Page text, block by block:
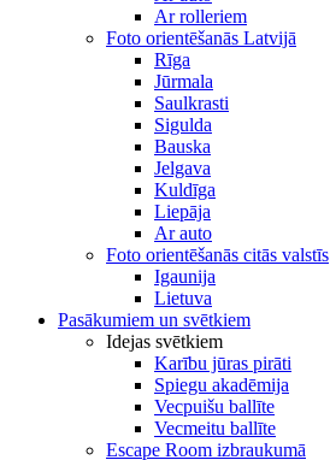
Ar rolleriem
Foto orientēšanās Latvijā
Rīga
Jūrmala
Saulkrasti
Sigulda
Bauska
Jelgava
Kuldīga
Liepāja
Ar auto
Foto orientēšanās citās valstīs
Igaunija
Lietuva
Pasākumiem un svētkiem
Idejas svētkiem
Karību jūras pirāti
Spiegu akadēmija
Vecpuišu ballīte
Vecmeitu ballīte
Escape Room izbraukumā